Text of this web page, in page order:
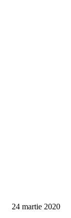
24 martie 2020